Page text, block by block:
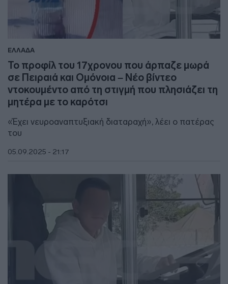
ΕΛΛΑΔΑ
Το προφίλ του 17χρονου που άρπαζε μωρά
σε Πειραιά και Ομόνοια – Νέο βίντεο
ντοκουμέντο από τη στιγμή που πλησιάζει τη
μητέρα με το καρότσι
«Έχει νευροαναπτυξιακή διαταραχή», λέει ο πατέρας
του
05.09.2025 - 21:17